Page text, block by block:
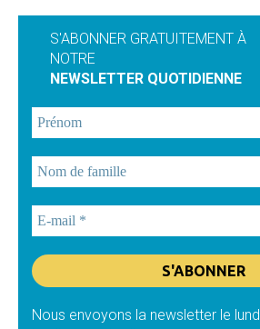
S'ABONNER GRATUITEMENT À
NOTRE
NEWSLETTER QUOTIDIENNE
Nous envoyons la newsletter le